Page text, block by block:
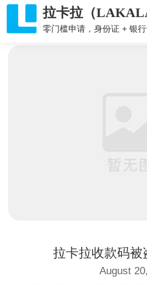
拉卡拉（
零门槛申请，身份证 + 银行
拉卡拉收款码被
August